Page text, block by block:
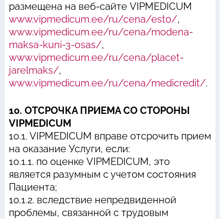
размещена на веб-сайте VIPMEDICUM
www.vipmedicum.ee/ru/cena/esto/,
www.vipmedicum.ee/ru/cena/modena-
maksa-kuni-3-osas/,
www.vipmedicum.ee/ru/cena/placet-
jarelmaks/,
www.vipmedicum.ee/ru/cena/medicredit/.
10. ОТСРОЧКА ПРИЕМА СО СТОРОНЫ
VIPMEDICUM
10.1. VIPMEDICUM вправе отсрочить прием
на оказание Услуги, если:
10.1.1. по оценке VIPMEDICUM, это
является разумным с учетом состояния
Пациента;
10.1.2. вследствие непредвиденной
проблемы, связанной с трудовым